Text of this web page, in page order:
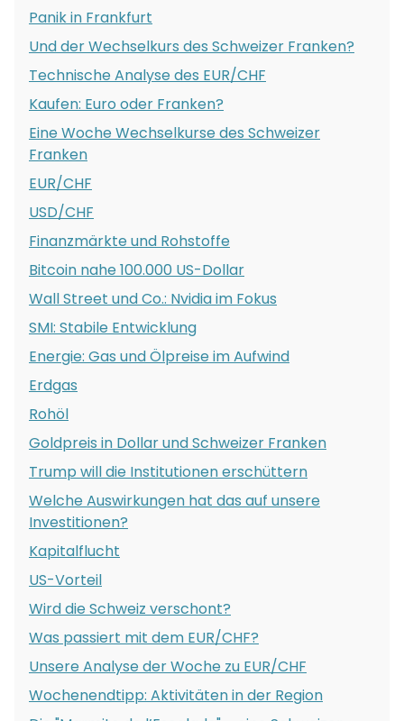
Panik in Frankfurt
Und der Wechselkurs des Schweizer Franken?
Technische Analyse des EUR/CHF
Kaufen: Euro oder Franken?
Eine Woche Wechselkurse des Schweizer
Franken
EUR/CHF
USD/CHF
Finanzmärkte und Rohstoffe
Bitcoin nahe 100.000 US-Dollar
Wall Street und Co.: Nvidia im Fokus
SMI: Stabile Entwicklung
Energie: Gas und Ölpreise im Aufwind
Erdgas
Rohöl
Goldpreis in Dollar und Schweizer Franken
Trump will die Institutionen erschüttern
Welche Auswirkungen hat das auf unsere
Investitionen?
Kapitalflucht
US-Vorteil
Wird die Schweiz verschont?
Was passiert mit dem EUR/CHF?
Unsere Analyse der Woche zu EUR/CHF
Wochenendtipp: Aktivitäten in der Region